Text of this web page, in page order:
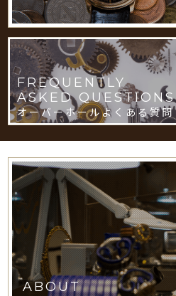
FREQUENTLY
ASKED QUESTIONS
オーバーホールよくある質問
ABOUT